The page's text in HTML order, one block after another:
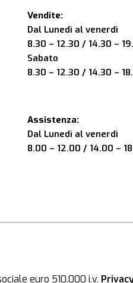
Vendite:
Dal Lunedì al venerdì
8.30 – 12.30 / 14.30 –
Sabato
8.30 – 12.30 / 14.30 –
Assistenza:
Dal Lunedì al venerdì
8.00 – 12.00 / 14.00 –
euro 510.000 i.v.